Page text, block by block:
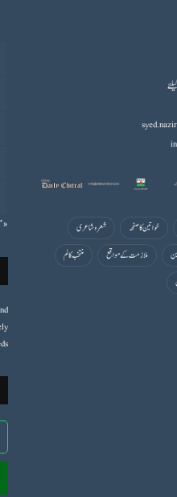
خواتین کا صفحہ
شعروشاعری
ملازمت کے مواقع
منتخب کالم
«